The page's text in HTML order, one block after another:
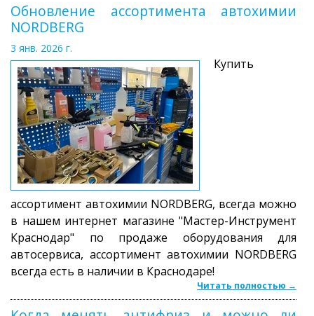
Обновление ассортимента автохимии
NORDBERG
3 янв. 2026 г.
Купить
ассортимент автохимии NORDBERG, всегда можно
в нашем интернет магазине "Мастер-Инструмент
Краснодар" по продаже оборудования для
автосервиса, ассортимент автохимии NORDBERG
всегда есть в наличии в Краснодаре!
Читать полностью →